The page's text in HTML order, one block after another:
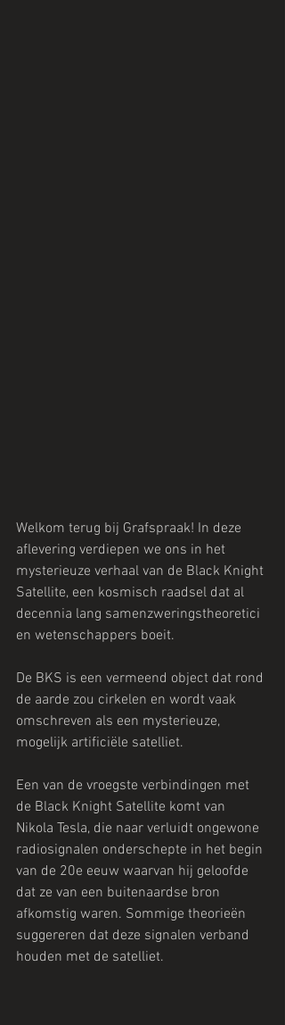
Welkom terug bij Grafspraak! In deze
aflevering verdiepen we ons in het
mysterieuze verhaal van de Black Knight
Satellite, een kosmisch raadsel dat al
decennia lang samenzweringstheoretici
en wetenschappers boeit.
De BKS is een vermeend object dat rond
de aarde zou cirkelen en wordt vaak
omschreven als een mysterieuze,
mogelijk artificiële satelliet.
Een van de vroegste verbindingen met
de Black Knight Satellite komt van
Nikola Tesla, die naar verluidt ongewone
radiosignalen onderschepte in het begin
van de 20e eeuw waarvan hij geloofde
dat ze van een buitenaardse bron
afkomstig waren. Sommige theorieën
suggereren dat deze signalen verband
houden met de satelliet.